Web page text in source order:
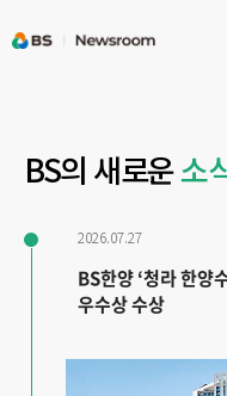
BS의 새로운소
2026.07.27
BS한양 ‘청라 한양
우수상 수상